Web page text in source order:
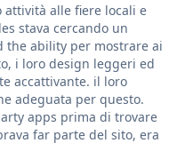
attività alle fiere locali e
stava cercando un
the ability per mostrare ai
i loro design leggeri ed
accattivante. il loro
adeguata per questo.
apps prima di trovare
far parte del sito, era